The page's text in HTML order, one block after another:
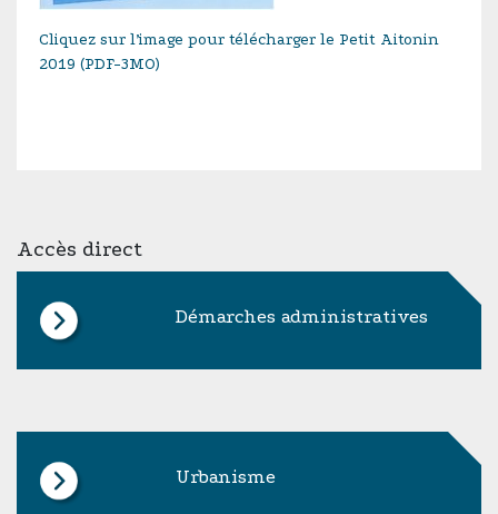
Cliquez sur l’image pour télécharger le Petit Aitonin
2019 (PDF-3MO)
Accès direct
Démarches administratives
Urbanisme